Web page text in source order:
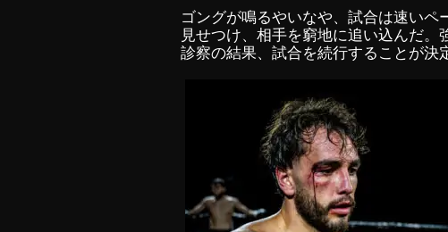
ゴングが鳴るやいなや、試合は速い
見せつけ、相手を窮地に追い込んだ。
診察の結果、試合を続行することが決